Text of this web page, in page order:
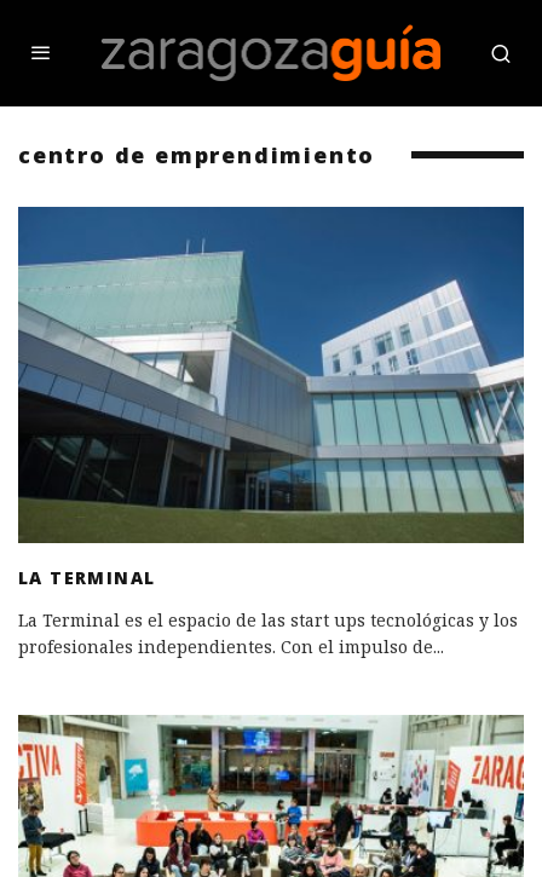
centro de emprendimiento
LA TERMINAL
La Terminal es el espacio de las start ups tecnológicas y los
profesionales independientes. Con el impulso de...